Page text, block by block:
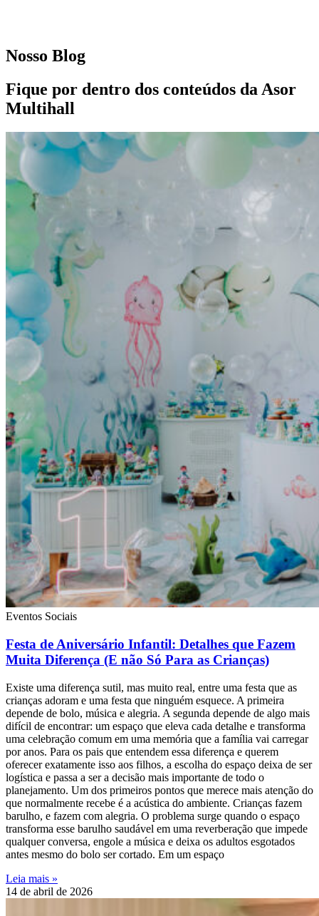
Nosso Blog
Fique por dentro dos conteúdos da Asor
Multihall
Eventos Sociais
Festa de Aniversário Infantil: Detalhes que Fazem
Muita Diferença (E não Só Para as Crianças)
Existe uma diferença sutil, mas muito real, entre uma festa que as
crianças adoram e uma festa que ninguém esquece. A primeira
depende de bolo, música e alegria. A segunda depende de algo mais
difícil de encontrar: um espaço que eleva cada detalhe e transforma
uma celebração comum em uma memória que a família vai carregar
por anos. Para os pais que entendem essa diferença e querem
oferecer exatamente isso aos filhos, a escolha do espaço deixa de ser
logística e passa a ser a decisão mais importante de todo o
planejamento. Um dos primeiros pontos que merece mais atenção do
que normalmente recebe é a acústica do ambiente. Crianças fazem
barulho, e fazem com alegria. O problema surge quando o espaço
transforma esse barulho saudável em uma reverberação que impede
qualquer conversa, engole a música e deixa os adultos esgotados
antes mesmo do bolo ser cortado. Em um espaço
Leia mais »
14 de abril de 2026